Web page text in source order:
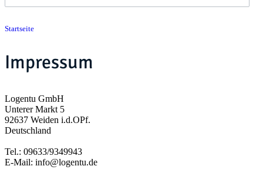
Startseite
Impressum
Logentu GmbH
Unterer Markt 5
92637 Weiden i.d.OPf.
Deutschland
Tel.: 09633/9349943
E-Mail: info@logentu.de